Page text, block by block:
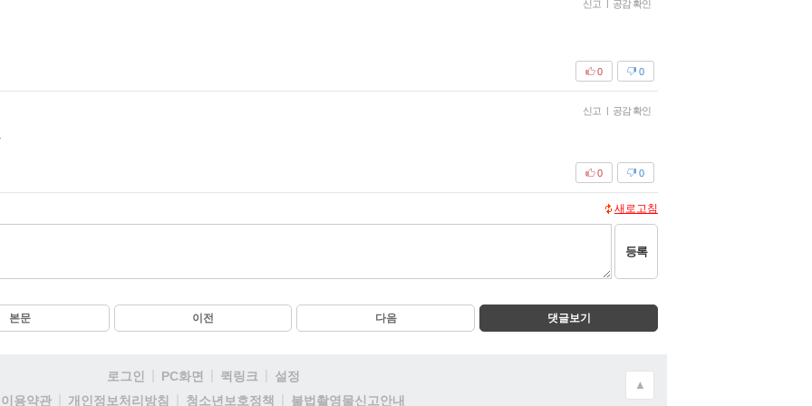
신고 공감 확인
0
0
신고 | 공감 확인
0
0
새로고침
등록
본문 이전 다음 댓글보기
로그인 PC화면 퀵링크
설정
이용약관
개인정보처리방침 청소년보호정책 불법촬영물신고안내
▲